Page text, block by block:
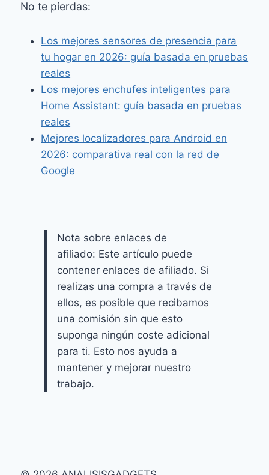
No te pierdas:
Los mejores sensores de presencia para
tu hogar en 2026: guía basada en pruebas
reales
Los mejores enchufes inteligentes para
Home Assistant: guía basada en pruebas
reales
Mejores localizadores para Android en
2026: comparativa real con la red de
Google
Nota sobre enlaces de
afiliado: Este artículo puede
contener enlaces de afiliado. Si
realizas una compra a través de
ellos, es posible que recibamos
una comisión sin que esto
suponga ningún coste adicional
para ti. Esto nos ayuda a
mantener y mejorar nuestro
trabajo.